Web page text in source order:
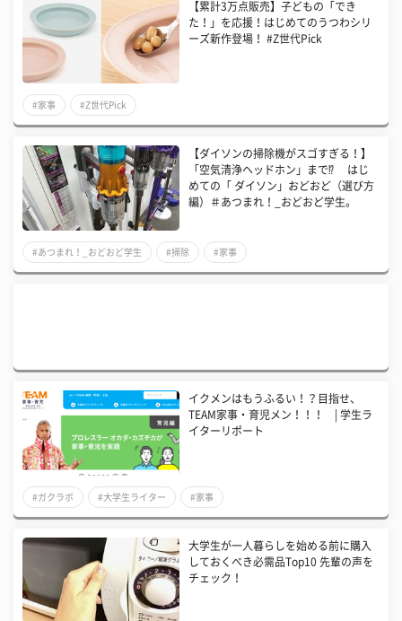
【累計3万点販売】子どもの「でき
た！」を応援！はじめてのうつわシリ
ーズ新作登場！ #Z世代Pick
#家事 #Z世代Pick
【ダイソンの掃除機がスゴすぎる！】
「空気清浄ヘッドホン」まで⁉ はじ
めての「 ダイソン」おどおど（選び方
編）＃あつまれ！_おどおど学生。
#あつまれ！_おどおど学生 #掃除 #家事
イクメンはもうふるい！？目指せ、
TEAM家事・育児メン！！！ | 学生ラ
イターリポート
#ガクラボ #大学生ライター #家事
大学生が一人暮らしを始める前に購入
しておくべき必需品Top10 先輩の声を
チェック！